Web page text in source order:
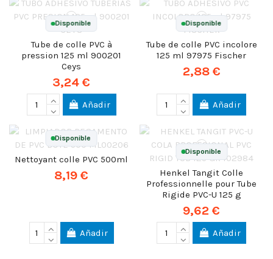
Disponible
Tube de colle PVC à
pression 125 ml 900201
Ceys
3,24 €
Añadir
Disponible
Tube de colle PVC incolore
125 ml 97975 Fischer
2,88 €
Añadir
Disponible
Nettoyant colle PVC 500ml
8,19 €
Añadir
Disponible
Henkel Tangit Colle
Professionnelle pour Tube
Rigide PVC-U 125 g
9,62 €
Añadir